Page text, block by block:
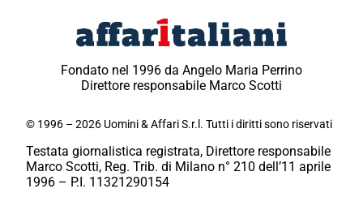
Fondato nel 1996 da Angelo Maria Perrino
Direttore responsabile Marco Scotti
© 1996 – 2026 Uomini & Affari S.r.l. Tutti i diritti sono riservati
Testata giornalistica registrata, Direttore responsabile
Marco Scotti, Reg. Trib. di Milano n° 210 dell’11 aprile
1996 – P.I. 11321290154